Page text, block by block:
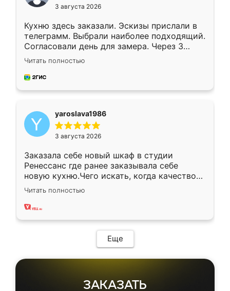
3 августа 2026
Кухню здесь заказали. Эскизы прислали в
телеграмм. Выбрали наиболее подходящий.
Согласовали день для замера. Через 3
недели кухня была уже готова. Остались
довольны работой. Спасибо Ренессанс
мебель за качественную работу!
Читать полностью
yaroslava1986
3 августа 2026
Заказала себе новый шкаф в студии
Ренессанс где ранее заказывала себе
новую кухню.Чего искать, когда качеством
вполне довольна. Служит кухня уже почти
два года, нареканий нет.
Читать полностью
Еще
ЗАКАЗАТЬ